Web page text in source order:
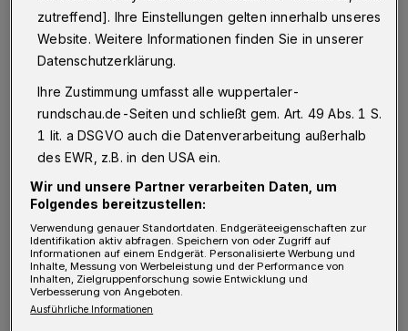
Z ehn Spieltage vor dem Saisonende hat
der BHC nun 13 Punkte Vorsprung vor
Rang drei.
Die Partie begann erwartungsgemäß hektisch.
Die Ostdeutschen Bis zum 7:7 (12.) konnte sich
kein Team absetzen. Ein verwandelter
zutreffend]. Ihre Einstellungen gelten innerhalb unseres
Website. Weitere Informationen finden Sie in unserer
Datenschutzerklärung.
Ihre Zustimmung umfasst alle wuppertaler-
rundschau.de-Seiten und schließt gem. Art. 49 Abs. 1 S.
1 lit. a DSGVO auch die Datenverarbeitung außerhalb
des EWR, z.B. in den USA ein.
Wir und unsere Partner verarbeiten Daten, um
Folgendes bereitzustellen:
Verwendung genauer Standortdaten. Endgeräteeigenschaften zur
Identifikation aktiv abfragen. Speichern von oder Zugriff auf
Informationen auf einem Endgerät. Personalisierte Werbung und
Inhalte, Messung von Werbeleistung und der Performance von
Inhalten, Zielgruppenforschung sowie Entwicklung und
Verbesserung von Angeboten.
Ausführliche Informationen